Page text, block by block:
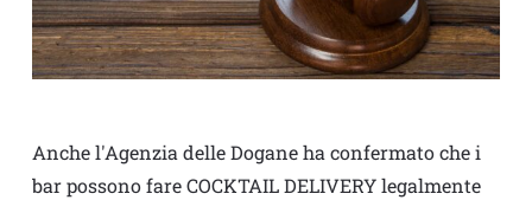
Anche l'Agenzia delle Dogane ha confermato che i
bar possono fare COCKTAIL DELIVERY legalmente